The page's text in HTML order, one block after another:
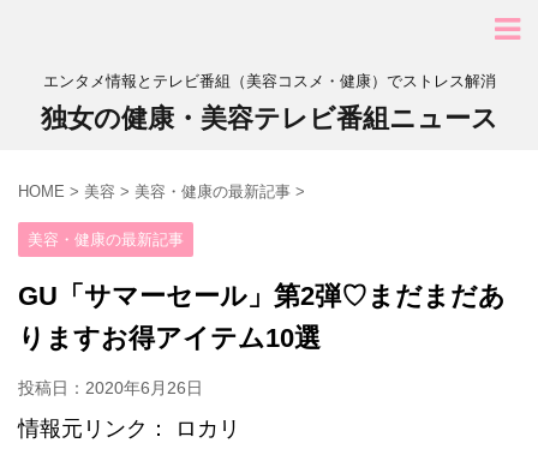
エンタメ情報とテレビ番組（美容コスメ・健康）でストレス解消
独女の健康・美容テレビ番組ニュース
HOME > 美容 > 美容・健康の最新記事 >
美容・健康の最新記事
GU「サマーセール」第2弾♡まだまだあ
りますお得アイテム10選
投稿日： 2020年6月26日
情報元リンク： ロカリ